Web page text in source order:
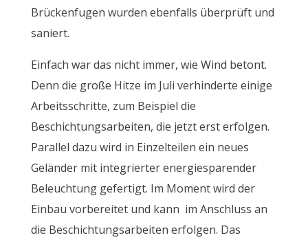
Brückenfugen wurden ebenfalls überprüft und
saniert.
Einfach war das nicht immer, wie Wind betont.
Denn die große Hitze im Juli verhinderte einige
Arbeitsschritte, zum Beispiel die
Beschichtungsarbeiten, die jetzt erst erfolgen.
Parallel dazu wird in Einzelteilen ein neues
Geländer mit integrierter energiesparender
Beleuchtung gefertigt. Im Moment wird der
Einbau vorbereitet und kann im Anschluss an
die Beschichtungsarbeiten erfolgen. Das